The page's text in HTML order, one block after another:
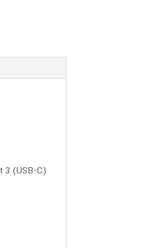
3 (USB-C)